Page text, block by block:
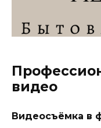
видео
Видеосъёмка в